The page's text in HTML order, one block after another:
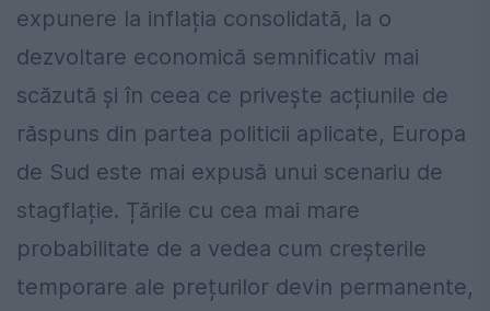
expunere la inflația consolidată, la o
dezvoltare economică semnificativ mai
scăzută și în ceea ce privește acțiunile de
răspuns din partea politicii aplicate, Europa
de Sud este mai expusă unui scenariu de
stagflație. Țările cu cea mai mare
probabilitate de a vedea cum creșterile
temporare ale prețurilor devin permanente,